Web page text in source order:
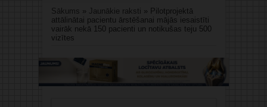
Sākums » Jaunākie raksti » Pilotprojektā
attālinātai pacientu ārstēšanai mājās iesaistīti
vairāk nekā 150 pacienti un notikušas teju 500
vizītes